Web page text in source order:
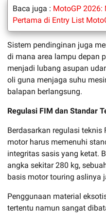
Baca juga : MotoGP 2026:
Pertama di Entry List
Sistem pendinginan juga
di mana area lampu depan
menjadi lubang asupan
oli guna menjaga suhu
balapan berlangsung.
Regulasi FIM dan Standar
Berdasarkan regulasi
motor harus memenuhi
integritas sasis yang ketat.
angka sekitar 280 kg,
basis motor touring aslinya
Penggunaan material
tertentu namun sangat